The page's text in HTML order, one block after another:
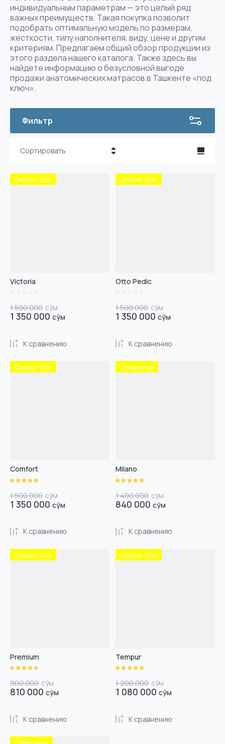
индивидуальным параметрам — это целый ряд
важных преимуществ. Такая покупка позволит
подобрать оптимальную модель по размерам,
жесткости, типу наполнителя, виду, цене и другим
критериям. Предлагаем общий обзор продукции из
этого раздела нашего каталога. Также здесь вы
найдете информацию о безусловной выгоде
продажи анатомических матрасов в Ташкенте «под
ключ».
Фильтр
Сортировать
Скидка -10%
Victoria
1 500 000 сўм
1 350 000 сўм
К сравнению
Скидка -10%
Otto Pedic
1 500 000 сўм
1 350 000 сўм
К сравнению
Скидка -10%
Сomfort
1 500 000 сўм
1 350 000 сўм
К сравнению
Супер цена
Milano
1 400 000 сўм
840 000 сўм
К сравнению
Скидка -10%
Premium
900 000 сўм
810 000 сўм
К сравнению
Скидка -10%
Tempur
1 200 000 сўм
1 080 000 сўм
К сравнению